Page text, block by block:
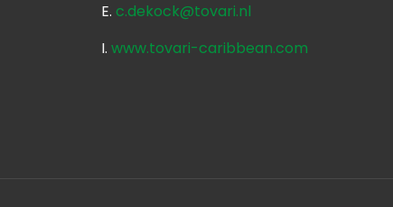
E.c.dekock@tovari.nl
I.www.tovari-caribbean.com